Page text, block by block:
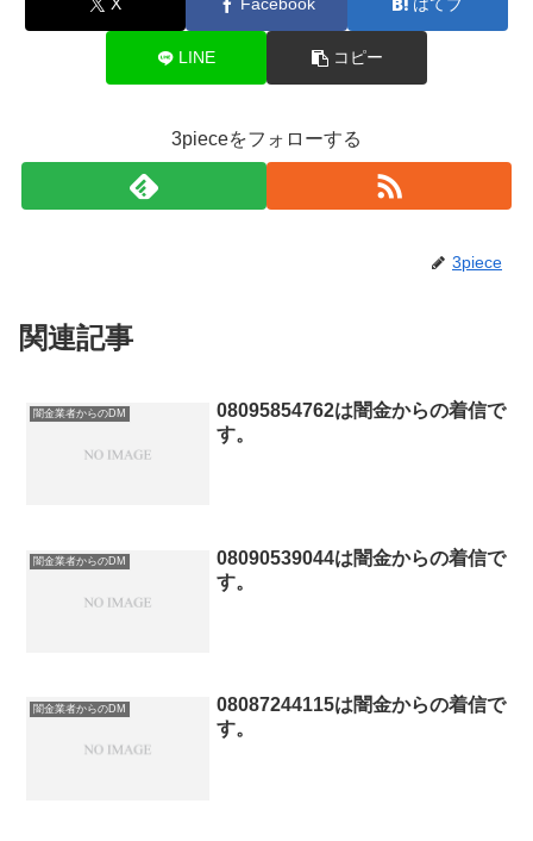
LINE コピー
3pieceをフォローする
3piece
関連記事
闇金業者からのDM
08095854762は闇金からの着信で
す。
闇金業者からのDM
08090539044は闇金からの着信で
す。
闇金業者からのDM
08087244115は闇金からの着信で
す。